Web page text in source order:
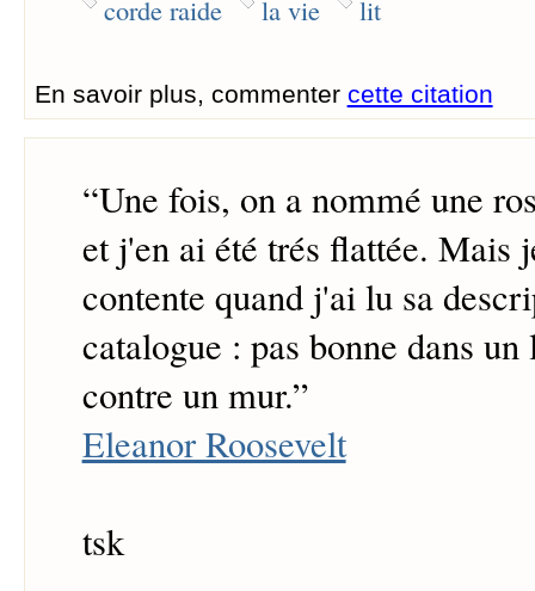
corde raide la vie lit
En savoir plus, commenter cette citation
“Une fois, on a nommé une
et j'en ai été trés flattée. Mais
contente quand j'ai lu sa
catalogue : pas bonne dans
contre un mur.”
Eleanor Roosevelt
tsk